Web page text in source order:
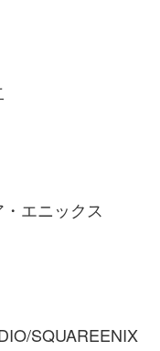
エニックス
SQUAREENIX